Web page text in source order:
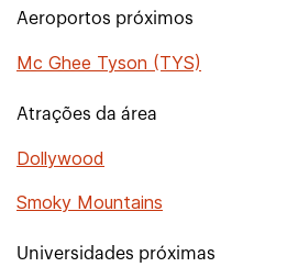
Aeroportos próximos
Mc Ghee Tyson (TYS)
Atrações da área
Dollywood
Smoky Mountains
Universidades próximas